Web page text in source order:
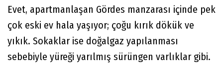
Evet, apartmanlaşan Gördes manzarası içinde pek
çok eski ev hala yaşıyor; çoğu kırık dökük ve
yıkık. Sokaklar ise doğalgaz yapılanması
sebebiyle yüreği yarılmış sürüngen varlıklar gibi.